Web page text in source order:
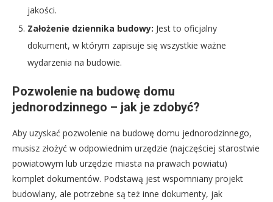
jakości.
Założenie dziennika budowy: Jest to oficjalny
dokument, w którym zapisuje się wszystkie ważne
wydarzenia na budowie.
Pozwolenie na budowę domu
jednorodzinnego – jak je zdobyć?
Aby uzyskać pozwolenie na budowę domu jednorodzinnego,
musisz złożyć w odpowiednim urzędzie (najczęściej starostwie
powiatowym lub urzędzie miasta na prawach powiatu)
komplet dokumentów. Podstawą jest wspomniany projekt
budowlany, ale potrzebne są też inne dokumenty, jak